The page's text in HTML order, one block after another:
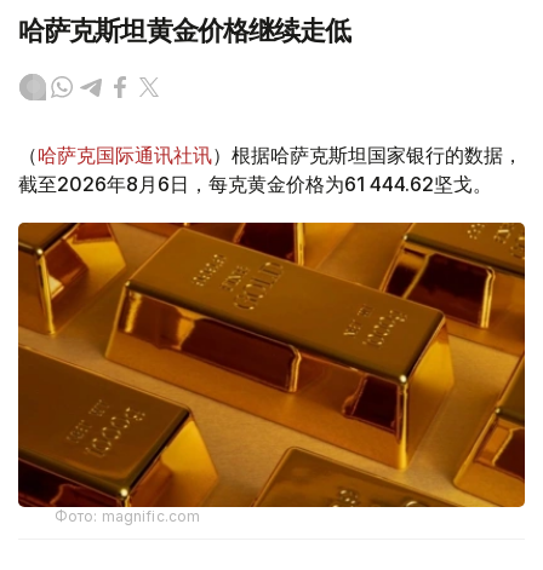
哈萨克斯坦黄金价格继续走低
（哈萨克国际通讯社讯）根据哈萨克斯坦国家银行的数据，
截至2026年8月6日，每克黄金价格为61 444.62坚戈。
Фото: magnific.com